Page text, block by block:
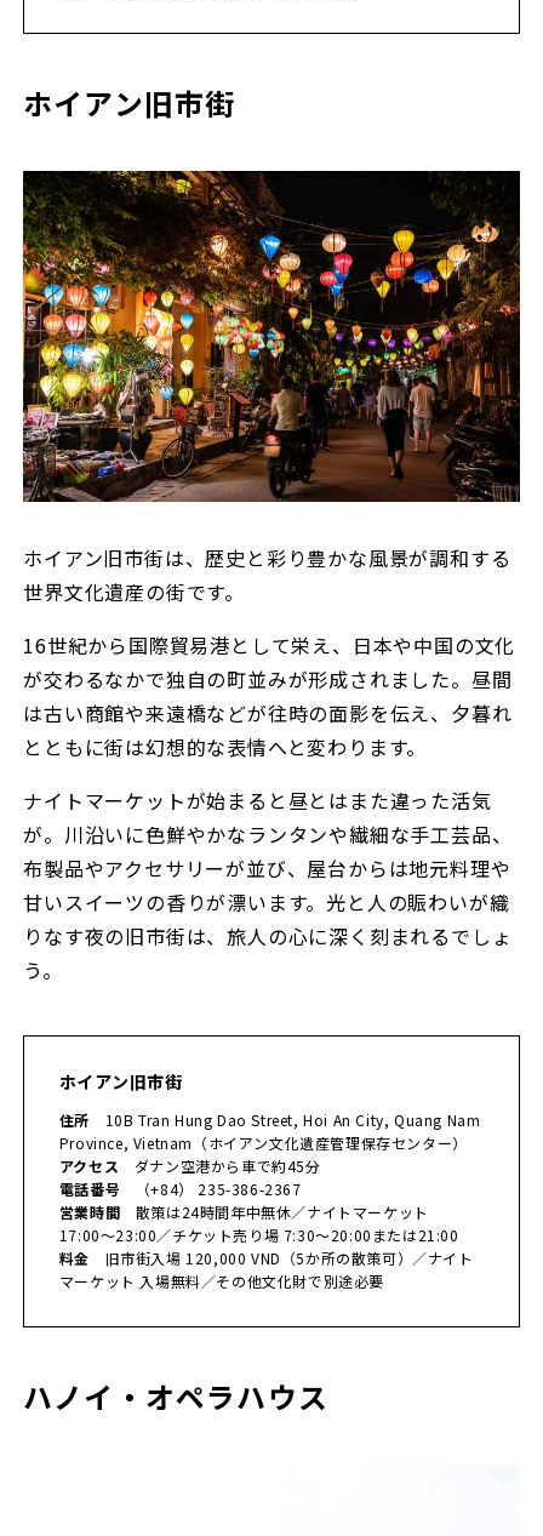
ホイアン旧市街
ホイアン旧市街は、歴史と彩り豊かな風景が調和する
世界文化遺産の街です。
16世紀から国際貿易港として栄え、日本や中国の文化
が交わるなかで独自の町並みが形成されました。昼間
は古い商館や来遠橋などが往時の面影を伝え、夕暮れ
とともに街は幻想的な表情へと変わります。
ナイトマーケットが始まると昼とはまた違った活気
が。川沿いに色鮮やかなランタンや繊細な手工芸品、
布製品やアクセサリーが並び、屋台からは地元料理や
甘いスイーツの香りが漂います。光と人の賑わいが織
りなす夜の旧市街は、旅人の心に深く刻まれるでしょ
う。
ホイアン旧市街
住所 10B Tran Hung Dao Street, Hoi An City, Quang Nam
Province, Vietnam（ホイアン文化遺産管理保存センター）
アクセス ダナン空港から車で約45分
電話番号 （+84） 235-386-2367
営業時間 散策は24時間年中無休／ナイトマーケット
17:00〜23:00／チケット売り場 7:30〜20:00または21:00
料金 旧市街入場 120,000 VND（5か所の散策可）／ナイト
マーケット 入場無料／その他文化財で別途必要
ハノイ・オペラハウス